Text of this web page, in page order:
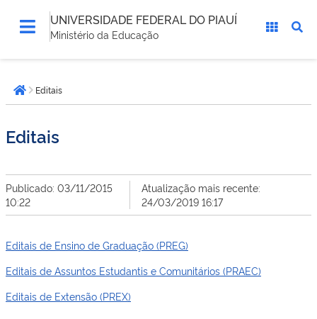
UNIVERSIDADE FEDERAL DO PIAUÍ
Ministério da Educação
está
aqui:Página inicial
Editais
Editais
Publicado: 03/11/2015
10:22
Atualização mais recente:
24/03/2019 16:17
Editais de Ensino de Graduação (PREG)
Editais de Assuntos Estudantis e Comunitários (PRAEC)
Editais de Extensão (PREX)